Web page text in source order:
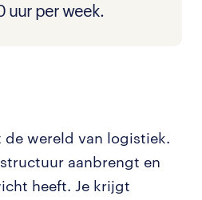
uur per week.
de wereld van logistiek.
aanbrengt en
heeft. Je krijgt